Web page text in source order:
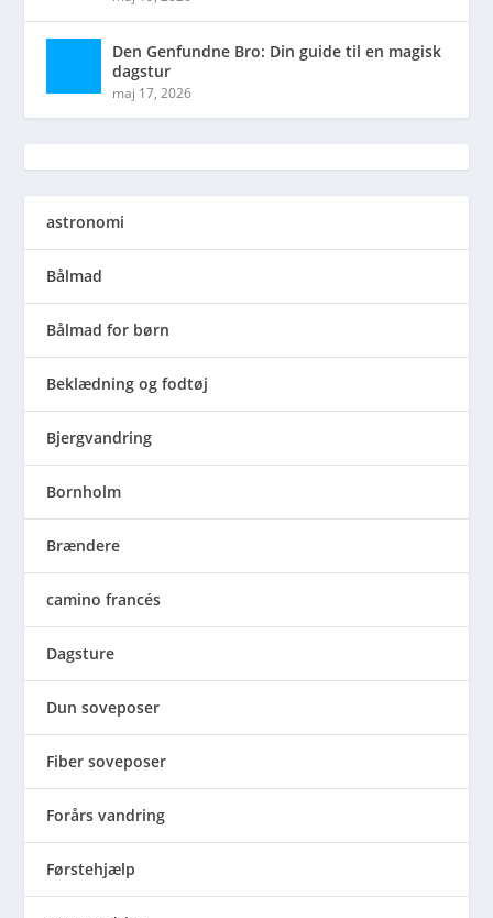
Den Genfundne Bro: Din guide til en magisk
dagstur
maj 17, 2026
astronomi
Bålmad
Bålmad for børn
Beklædning og fodtøj
Bjergvandring
Bornholm
Brændere
camino francés
Dagsture
Dun soveposer
Fiber soveposer
Forårs vandring
Førstehjælp